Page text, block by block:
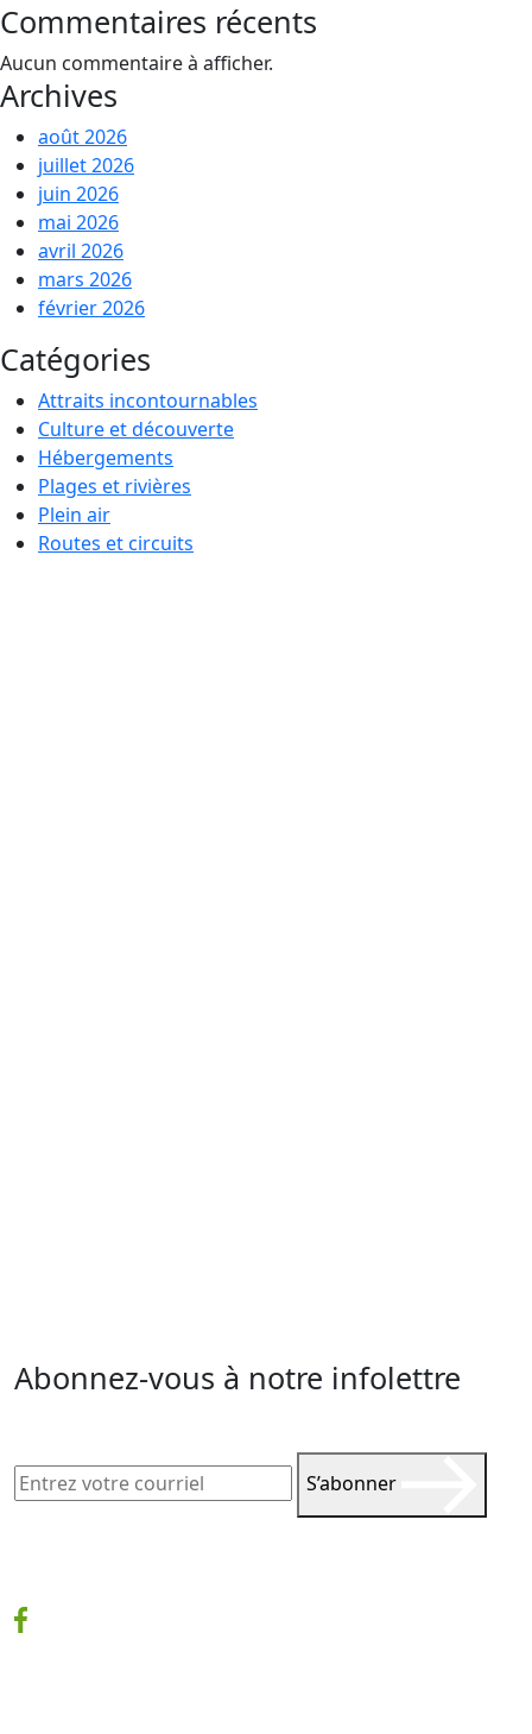
Commentaires récents
Aucun commentaire à afficher.
Archives
août 2026
juillet 2026
juin 2026
mai 2026
avril 2026
mars 2026
février 2026
Catégories
Attraits incontournables
Culture et découverte
Hébergements
Plages et rivières
Plein air
Routes et circuits
Abonnez-vous à notre infolettre
S’abonner